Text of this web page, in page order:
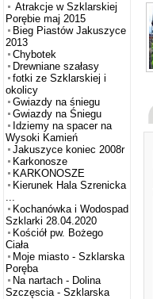
Atrakcje w Szklarskiej
Porębie maj 2015
Bieg Piastów Jakuszyce
2013
Chybotek
Drewniane szałasy
fotki ze Szklarskiej i
okolicy
Gwiazdy na śniegu
Gwiazdy na Śniegu
Idziemy na spacer na
Wysoki Kamień
Jakuszyce koniec 2008r
Karkonosze
KARKONOSZE
Kierunek Hala Szrenicka
...
Kochanówka i Wodospad
Szklarki 28.04.2020
Kościół pw. Bożego
Ciała
Moje miasto - Szklarska
Poręba
Na nartach - Dolina
Szczęscia - Szklarska